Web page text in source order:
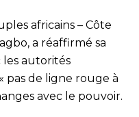
africains – Côte
a réaffirmé sa
les autorités
pas de ligne rouge à
avec le pouvoir.